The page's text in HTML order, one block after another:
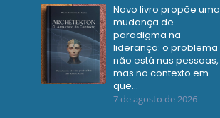
Novo livro propõe uma
mudança de
paradigma na
liderança: o problema
não está nas pessoas,
mas no contexto em
que…
7 de agosto de 2026